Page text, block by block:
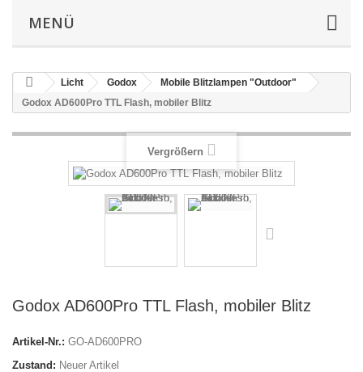
MENÜ
Licht Godox
Mobile Blitzlampen "Outdoor"
Godox AD600Pro TTL Flash, mobiler Blitz
Vergrößern
Godox AD600Pro TTL Flash, mobiler Blitz
Artikel-Nr.: GO-AD600PRO
Zustand: Neuer Artikel